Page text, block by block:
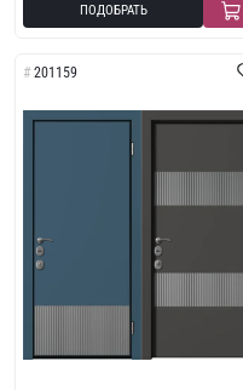
ПОДОБРАТЬ
201159